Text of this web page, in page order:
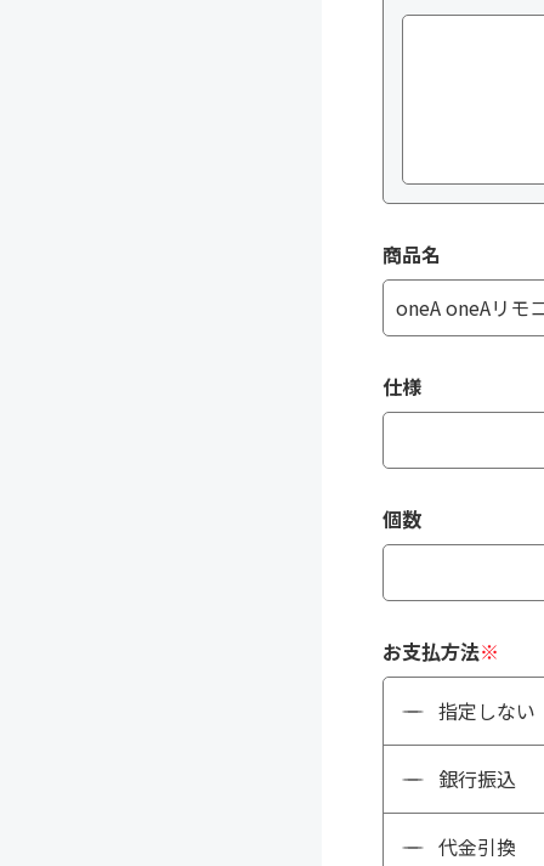
商品名
仕様
個数
お支払方法※
指定しない
銀行振込
代金引換